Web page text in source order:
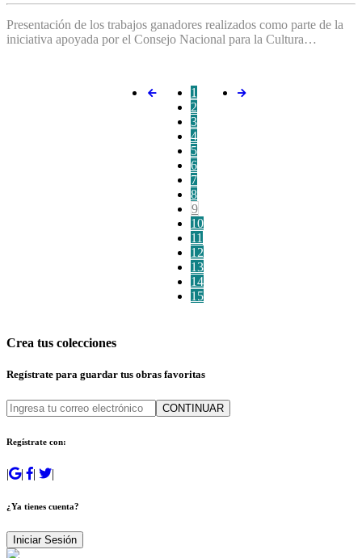
Presentación de los trabajos ganadores realizados como parte de la
iniciativa apoyada por el Consejo Nacional para la Cultura…
1
2
3
4
5
6
7
8
9
10
11
12
13
14
15
Crea tus colecciones
Regístrate para guardar tus obras favoritas
CONTINUAR
Regístrate con:
| | | |
¿Ya tienes cuenta?
Iniciar Sesión